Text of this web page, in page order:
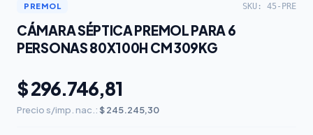
PREMOL SKU: 45-PRE
CÁMARA SÉPTICA PREMOL PARA 6
PERSONAS 80X100H CM 309KG
$ 296.746,81
Precio s/imp. nac.: $ 245.245,30